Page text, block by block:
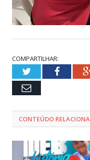
COMPARTILHAR:
Twitter
Email
CONTEÚDO